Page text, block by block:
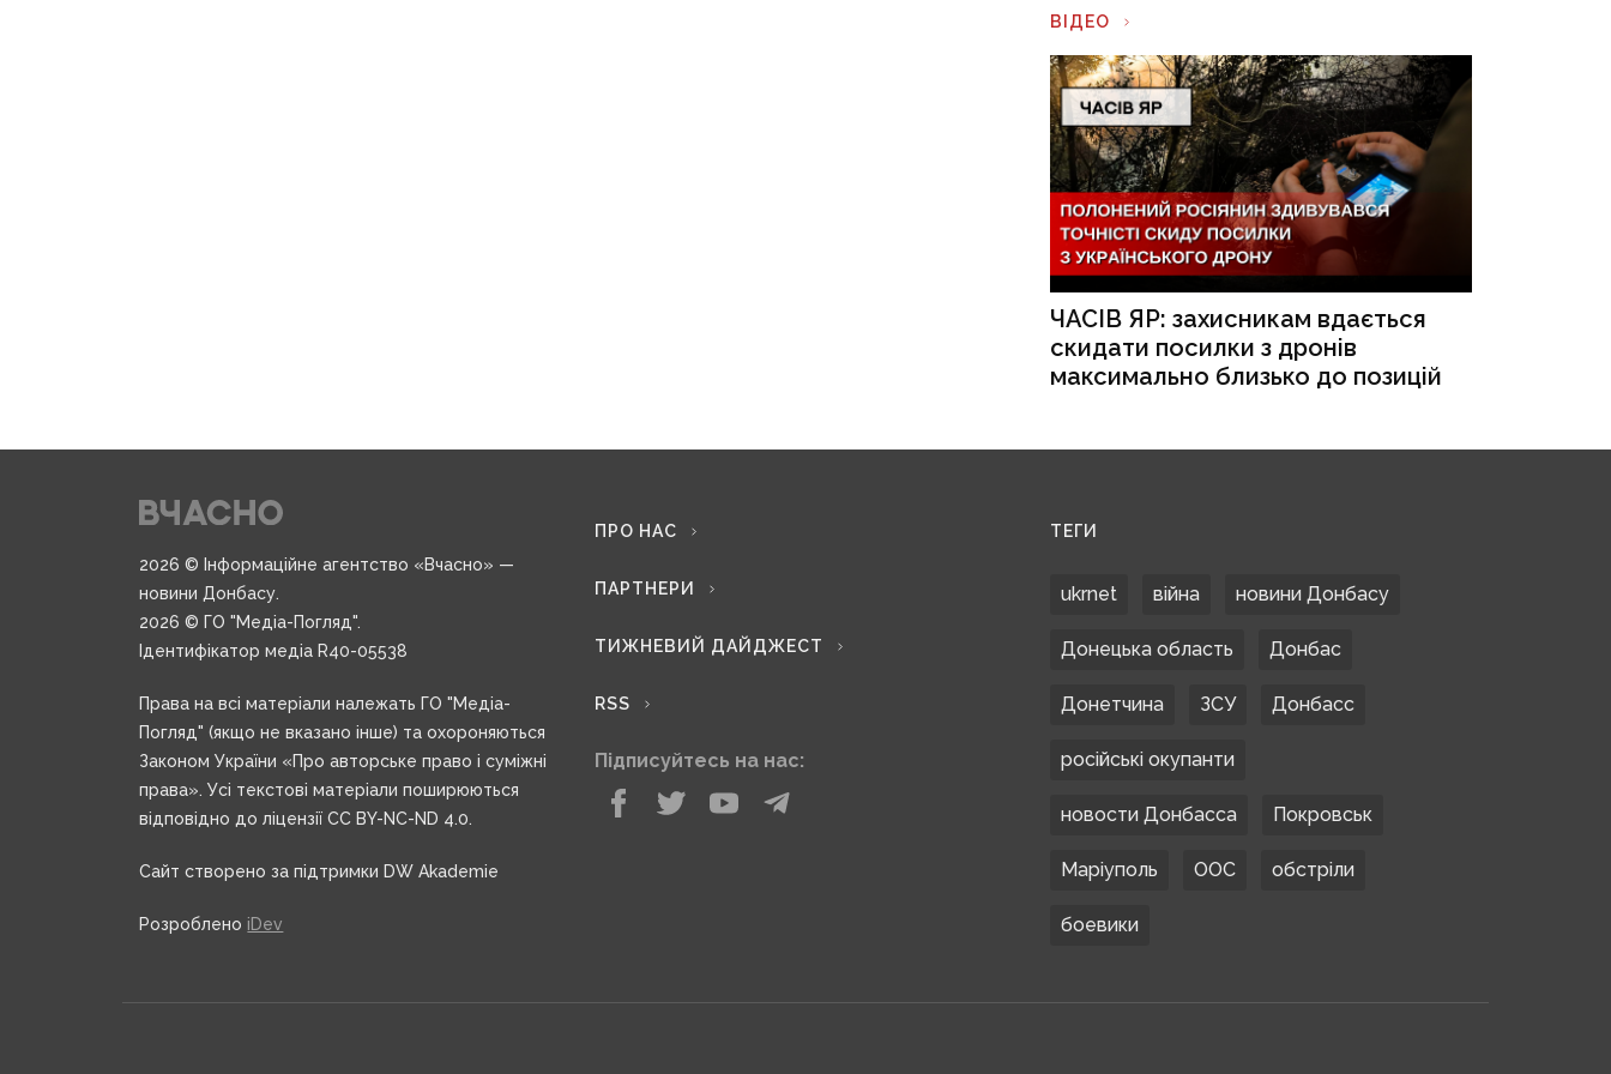
ВІДЕО
ЧАСІВ ЯР: захисникам вдається
скидати посилки з дронів
максимально близько до позицій
2026 © Інформаційне агентство «Вчасно» —
новини Донбасу.
2026 © ГО "Медіа-Погляд".
Ідентифікатор медіа R40-05538
Права на всі матеріали належать ГО "Медіа-
Погляд" (якщо не вказано інше) та охороняються
Законом України «Про авторське право і суміжні
права». Усі текстові матеріали поширюються
відповідно до ліцензії CC BY-NC-ND 4.0.
Сайт створено за підтримки DW Akademie
Розроблено iDev
ПРО НАС
ПАРТНЕРИ
ТИЖНЕВИЙ ДАЙДЖЕСТ
RSS
Підписуйтесь на нас:
ТЕГИ
ukrnet війна новини Донбасу
Донецька область Донбас
Донетчина ЗСУ Донбасс
російські окупанти
новости Донбасса Покровськ
Маріуполь ООС обстріли
боевики